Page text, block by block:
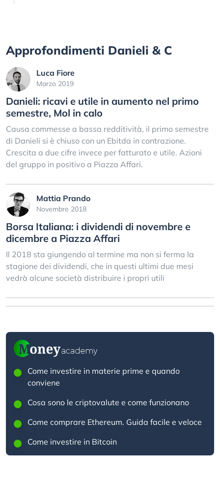
Approfondimenti Danieli & C
Luca Fiore
Marzo 2019
Danieli: ricavi e utile in aumento nel primo
semestre, Mol in calo
Causa commesse a bassa redditività, il primo semestre
di Danieli si è chiuso con un Ebitda in contrazione.
Crescita a due cifre invece per fatturato e utile. Azioni
del gruppo in positivo a Piazza Affari.
Mattia Prando
Novembre 2018
Borsa Italiana: i dividendi di novembre e
dicembre a Piazza Affari
Il 2018 sta giungendo al termine ma non si ferma la
stagione dei dividendi, che in questi ultimi due mesi
vedrà alcune società distribuire i propri utili
Come investire in materie prime e quando
conviene
Cosa sono le criptovalute e come funzionano
Come comprare Ethereum. Guida facile e veloce
Come investire in Bitcoin